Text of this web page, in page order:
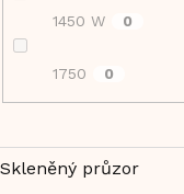
1450 W 0
1750 0
Skleněný průzor